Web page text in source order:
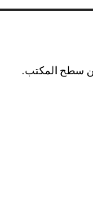
من سطح المكتب.